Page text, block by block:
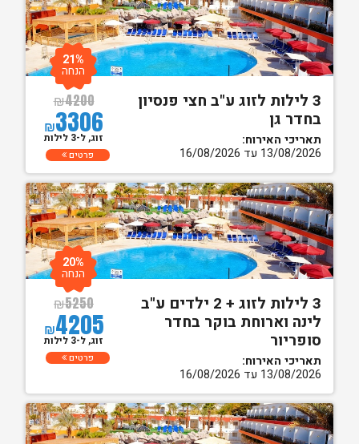
3 לילות לזוג ע"ב חצי פנסיון
בחדר גן
תאריכי האירוח:
13/08/2026 עד 16/08/2026
₪4200
₪3306
21%
הנחה
זוג, ל-3 לילות
פרטים
3 לילות לזוג + 2 ילדים ע"ב
לינה וארוחת בוקר בחדר
סופריור
תאריכי האירוח:
13/08/2026 עד 16/08/2026
₪5250
₪4205
20%
הנחה
זוג, ל-3 לילות
פרטים